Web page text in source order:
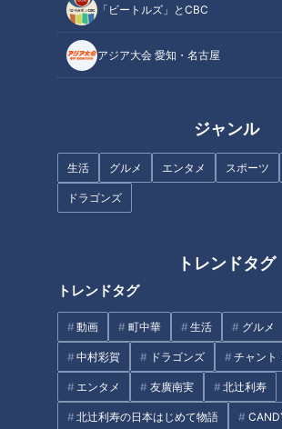
「ビートルズ」とCBC
アジア大会 愛知・名古屋
ジャンル
生活 グルメ エンタメ スポーツ
ドラゴンズ
トレンドタグ
トレンドタグ
動画 町中華 生活 グルメ
中村彩賀 ドラゴンズ チャント
エンタメ 友廣南実 北辻利寿
北辻利寿の日本はじめて物語
7月にオープンした、国産牛テールラーメ
ん まっさん 稲沢店』。名古屋で精肉店を
で、独自の流通ルートがあり、牛テールを